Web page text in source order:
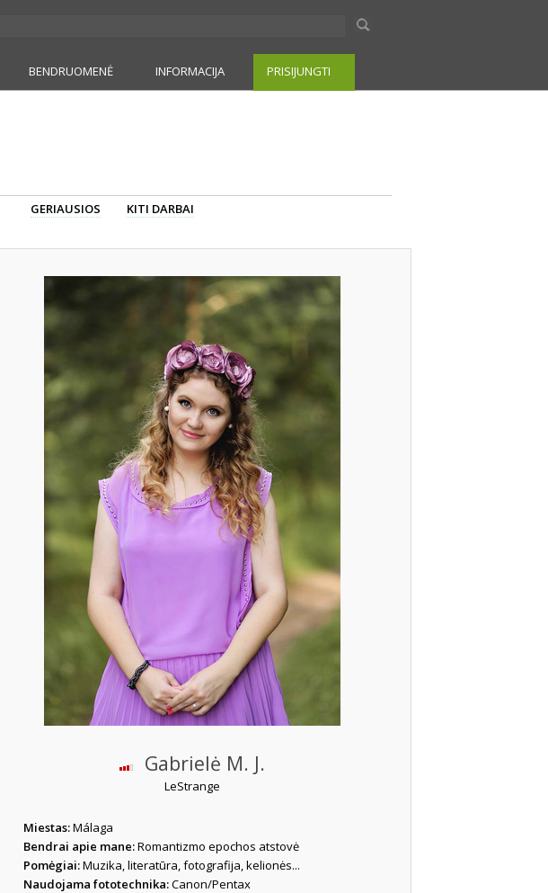
BENDRUOMENĖ INFORMACIJA PRISIJUNGTI
GERIAUSIOS KITI DARBAI
Gabrielė M. J.
LeStrange
Miestas:Málaga
Bendrai apie mane:Romantizmo epochos atstovė
Pomėgiai:Muzika, literatūra, fotografija, kelionės...
Naudojama fototechnika:Canon/Pentax